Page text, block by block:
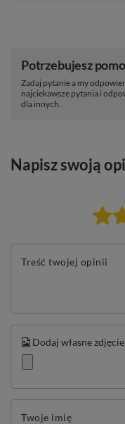
Potrzebujesz
Zadaj pytanie a my
najciekawsze pytania i
dla innych.
Napisz swoją
Treść twojej opinii
Dodaj własne
Twoje imię